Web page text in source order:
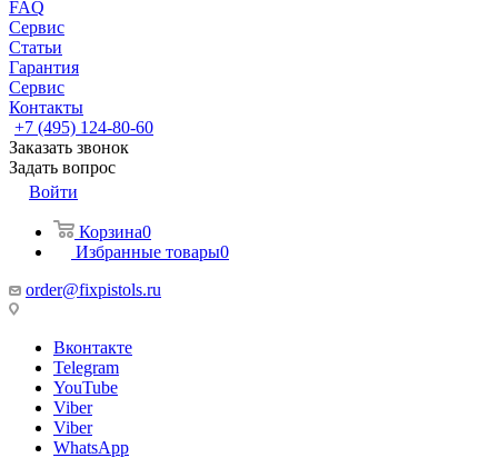
FAQ
Сервис
Статьи
Гарантия
Сервис
Контакты
+7 (495) 124-80-60
Заказать звонок
Задать вопрос
Войти
Корзина0
Избранные товары0
order@fixpistols.ru
Вконтакте
Telegram
YouTube
Viber
Viber
WhatsApp